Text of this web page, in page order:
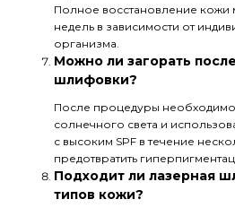
Полное восстановление кожи
недель в зависимости от
организма.
Можно ли загорать
шлифовки?
После процедуры необходимо
солнечного света и
с высоким SPF в течение
предотвратить
Подходит ли лазерная
типов кожи?